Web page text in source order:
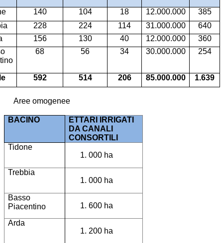
140 104 18 12.000.000
385
228 224 114 31.000.000
640
156 130 40 12.000.000
360
68 56 34 30.000.000 254
592 514 206 85.000.000 1.639
Aree omogenee
BACINO
ETTARI IRRIGATI
DA CANALI
CONSORTILI
Tidone
000 ha
Trebbia
000 ha
Basso
Piacentino
600 ha
Arda
200 ha